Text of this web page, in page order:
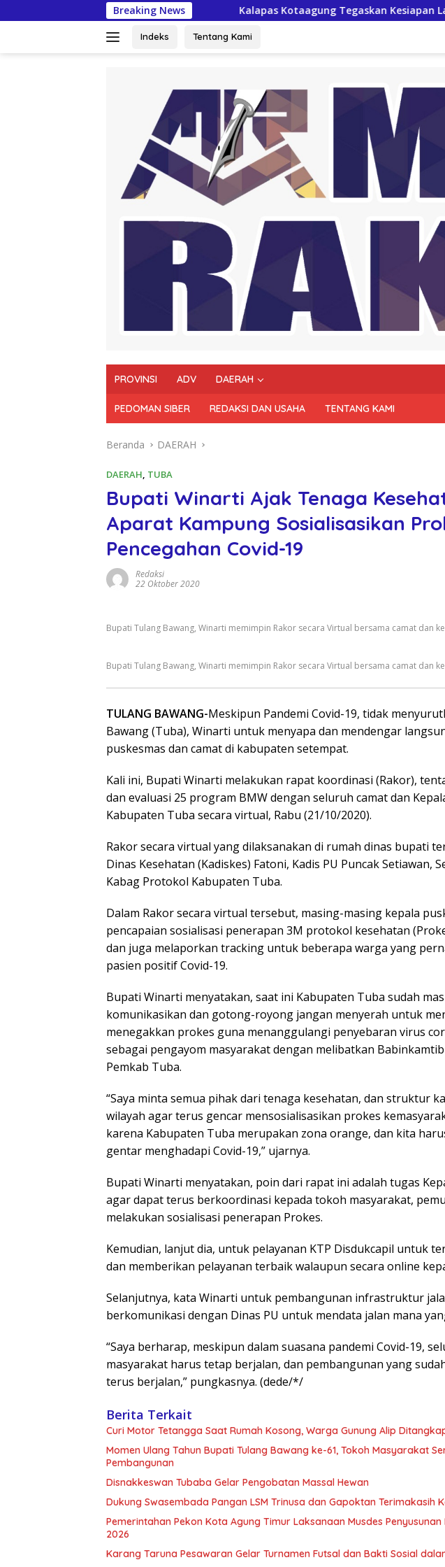
ke
Breaking News
Kalapas Kotaagung Tegaskan Kesiapan Lapas Dukung HUT
Indeks Tentang Kami
PROVINSI ADV DAERAH
PEDOMAN SIBER REDAKSI DAN USAHA TENTANG KAMI
Beranda DAERAH
DAERAH, TUBA
Bupati Winarti Ajak Tenaga
Aparat Kampung Sosialisasikan
Pencegahan Covid-19
Redaksi
22 Oktober 2020
Bupati Tulang Bawang, Winarti memimpin Rakor secara Virtual bersama camat dan
Bupati Tulang Bawang, Winarti memimpin Rakor secara Virtual bersama camat dan
TULANG BAWANG-Meskipun Pandemi Covid-19, tidak
Bawang (Tuba), Winarti untuk menyapa dan mendengar
puskesmas dan camat di kabupaten setempat.
Kali ini, Bupati Winarti melakukan rapat koordinasi (Rakor),
dan evaluasi 25 program BMW dengan seluruh camat dan
Kabupaten Tuba secara virtual, Rabu (21/10/2020).
Rakor secara virtual yang dilaksanakan di rumah dinas bupati
Dinas Kesehatan (Kadiskes) Fatoni, Kadis PU Puncak Setiawan,
Kabag Protokol Kabupaten Tuba.
Dalam Rakor secara virtual tersebut, masing-masing kepala
pencapaian sosialisasi penerapan 3M protokol kesehatan
dan juga melaporkan tracking untuk beberapa warga yang
pasien positif Covid-19.
Bupati Winarti menyatakan, saat ini Kabupaten Tuba sudah
komunikasikan dan gotong-royong jangan menyerah untuk
menegakkan prokes guna menanggulangi penyebaran virus
sebagai pengayom masyarakat dengan melibatkan
Pemkab Tuba.
“Saya minta semua pihak dari tenaga kesehatan, dan struktur
wilayah agar terus gencar mensosialisasikan prokes
karena Kabupaten Tuba merupakan zona orange, dan kita
gentar menghadapi Covid-19,” ujarnya.
Bupati Winarti menyatakan, poin dari rapat ini adalah tugas
agar dapat terus berkoordinasi kepada tokoh masyarakat,
melakukan sosialisasi penerapan Prokes.
Kemudian, lanjut dia, untuk pelayanan KTP Disdukcapil untuk
dan memberikan pelayanan terbaik walaupun secara online
Selanjutnya, kata Winarti untuk pembangunan infrastruktur
berkomunikasi dengan Dinas PU untuk mendata jalan mana
“Saya berharap, meskipun dalam suasana pandemi Covid-19,
masyarakat harus tetap berjalan, dan pembangunan yang
terus berjalan,” pungkasnya. (dede/*/
Berita Terkait
Curi Motor Tetangga Saat Rumah Kosong, Warga Gunung Alip
Momen Ulang Tahun Bupati Tulang Bawang ke-61, Tokoh Masyarakat
Pembangunan
Disnakkeswan Tubaba Gelar Pengobatan Massal Hewan
Dukung Swasembada Pangan LSM Trinusa dan Gapoktan Terimakasih
Pemerintahan Pekon Kota Agung Timur Laksanaan Musdes Penyusunan
2026
Karang Taruna Pesawaran Gelar Turnamen Futsal dan Bakti Sosial